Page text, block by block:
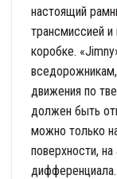
настоящий
трансмиссией
коробке.
движения по
должен быть
можно только
поверхности,